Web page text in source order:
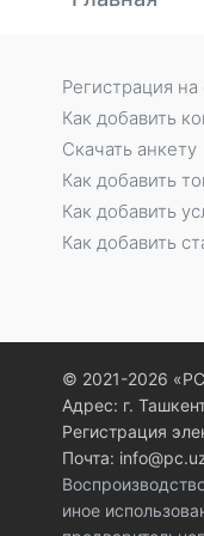
Регистрация на
Как добавить
Скачать анкету
Как добавить
Как добавить
Как добавить
© 2021-2026
Адрес: г.
Регистрация
Почта:
иное